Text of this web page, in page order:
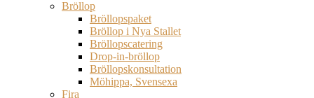
Bröllop
Bröllopspaket
Bröllop i Nya Stallet
Bröllopscatering
Drop-in-bröllop
Bröllopskonsultation
Möhippa, Svensexa
Fira